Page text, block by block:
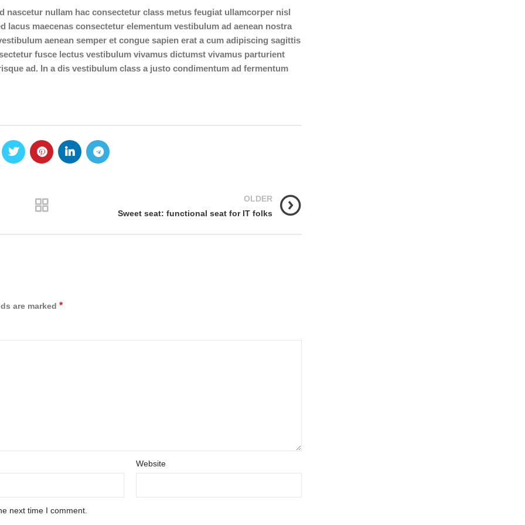
nascetur nullam hac consectetur class metus feugiat ullamcorper nisl
lacus maecenas consectetur elementum vestibulum ad aenean nostra
aenean semper et congue sapien erat a cum adipiscing sagittis
fusce lectus vestibulum vivamus dictumst vivamus parturient
ad. In a dis vestibulum class a justo condimentum ad fermentum
OLDER
Sweet seat: functional seat for IT folks
are marked *
Website
next time I comment.